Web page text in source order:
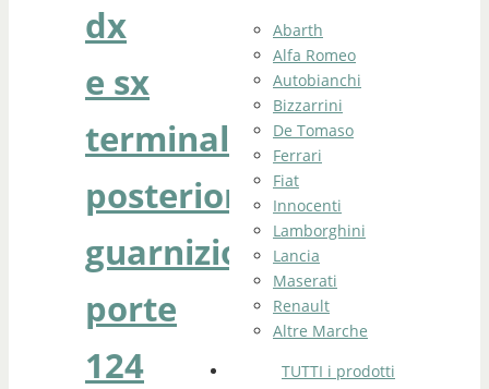
dx
e sx
terminali
posteriori
guarnizioni
porte
124
Abarth
Alfa Romeo
Autobianchi
Bizzarrini
De Tomaso
Ferrari
Fiat
Innocenti
Lamborghini
Lancia
Maserati
Renault
Altre Marche
TUTTI i prodotti